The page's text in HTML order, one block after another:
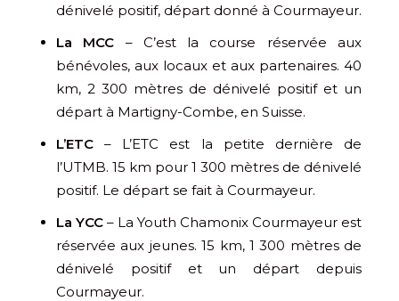
dénivelé positif, départ donné à Courmayeur.
La MCC – C’est la course réservée aux
bénévoles, aux locaux et aux partenaires. 40
km, 2 300 mètres de dénivelé positif et un
départ à Martigny-Combe, en Suisse.
L’ETC – L’ETC est la petite dernière de
l’UTMB. 15 km pour 1 300 mètres de dénivelé
positif. Le départ se fait à Courmayeur.
La YCC – La Youth Chamonix Courmayeur est
réservée aux jeunes. 15 km, 1 300 mètres de
dénivelé positif et un départ depuis
Courmayeur.